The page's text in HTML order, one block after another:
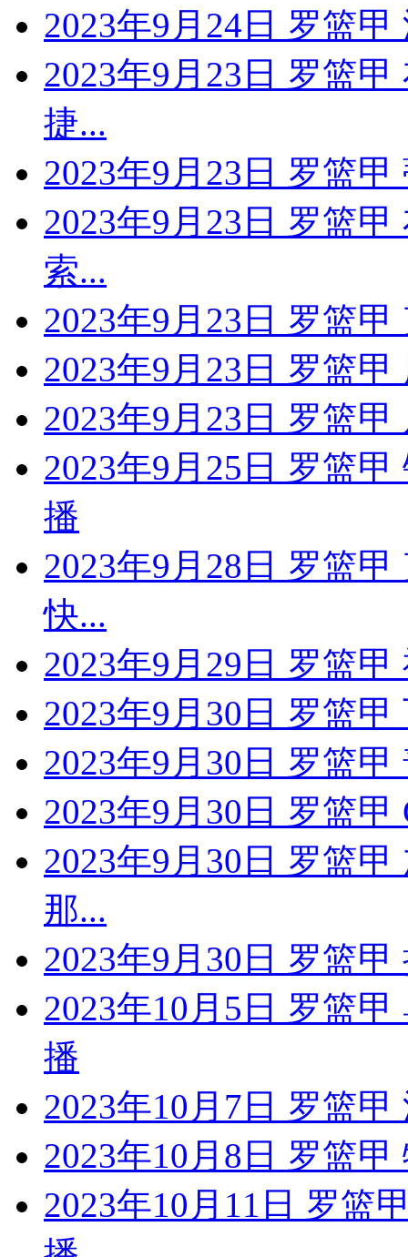
2023年9月24日 罗篮
2023年9月23日 罗篮
捷...
2023年9月23日 罗篮
2023年9月23日 罗篮
索...
2023年9月23日 罗篮
2023年9月23日 罗篮
2023年9月23日 罗篮
2023年9月25日 罗篮
播
2023年9月28日 罗篮
快...
2023年9月29日 罗篮
2023年9月30日 罗篮
2023年9月30日 罗篮
2023年9月30日 罗篮
2023年9月30日 罗篮
那...
2023年9月30日 罗篮
2023年10月5日 罗篮
播
2023年10月7日 罗篮
2023年10月8日 罗篮
2023年10月11日 罗篮